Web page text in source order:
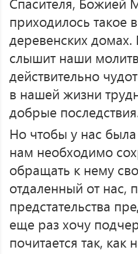
приходилось такое
деревенских домах.
слышит наши
действительно
в нашей жизни
добрые
Но чтобы у нас
нам необходимо
обращать к нему
отдаленный от нас,
предстательства
еще раз хочу
почитается так, как